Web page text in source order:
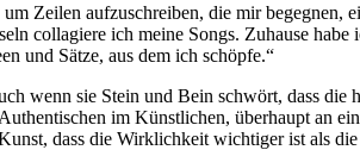
Zeilen aufzuschreiben, die mir
collagiere ich meine Songs. Zuhause
und Sätze, aus dem ich schöpfe.“
wenn sie Stein und Bein schwört, dass die
im Künstlichen, überhaupt an
dass die Wirklichkeit wichtiger ist als